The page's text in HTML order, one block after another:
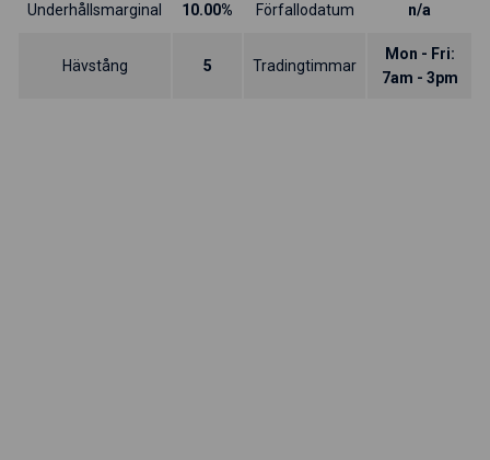
Underhållsmarginal 10.00% Förfallodatum n/a
Hävstång 5 Tradingtimmar
Mon - Fri:
7am - 3pm